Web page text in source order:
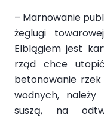
– Marnowanie
żeglugi
Elblągiem jest
rząd chce
betonowanie
wodnych,
suszą, na